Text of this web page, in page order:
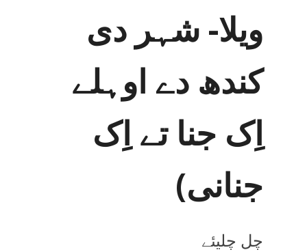
ویلا- شہر دی
کندھ دے اوہلے
اِک جنا تے اِک
جنانی)
چل چلیئے